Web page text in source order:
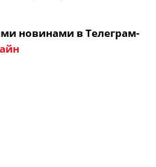
новинами в Телеграм-